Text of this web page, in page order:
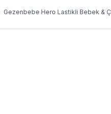
Gezenbebe Hero Lastikli Bebek &